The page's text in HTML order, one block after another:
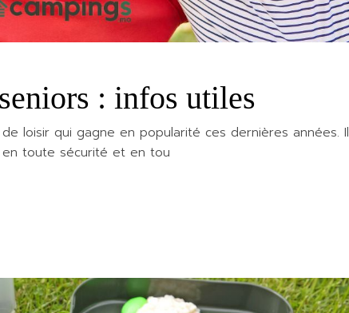
: infos utiles
loisir qui gagne en popularité ces dernières années. Il
toute sécurité et en tou